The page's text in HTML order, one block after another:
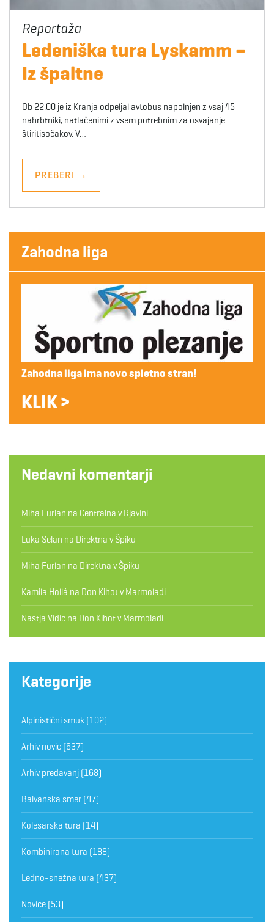
Ledeniška tura Lyskamm –
Iz špaltne
Ob 22.00 je iz Kranja odpeljal avtobus napolnjen z vsaj 45
nahrbtniki, natlačenimi z vsem potrebnim za osvajanje
štiritisočakov. V…
PREBERI →
Zahodna liga
Zahodna liga ima novo spletno stran!
KLIK >
Nedavni komentarji
Miha Furlan na Centralna v Rjavini
Luka Selan na Direktna v Špiku
Miha Furlan na Direktna v Špiku
Kamila Hollá na Don Kihot v Marmoladi
Nastja Vidic na Don Kihot v Marmoladi
Kategorije
Alpinistični smuk (102)
Arhiv novic (637)
Arhiv predavanj (168)
Balvanska smer (47)
Kolesarska tura (14)
Kombinirana tura (188)
Ledno-snežna tura (437)
Novice (53)